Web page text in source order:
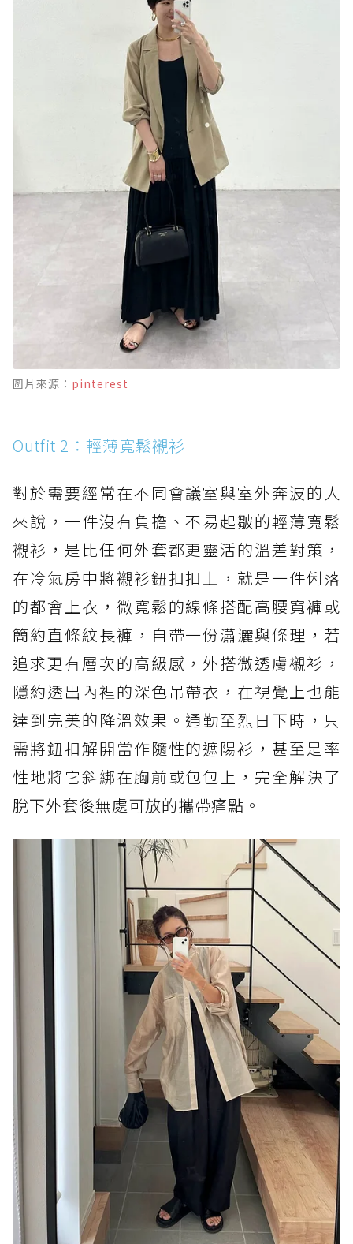
圖片來源： pinterest
Outfit 2：輕薄寬鬆襯衫
對於需要經常在不同會議室與室外奔波的人
來說，一件沒有負擔、不易起皺的輕薄寬鬆
襯衫，是比任何外套都更靈活的溫差對策，
在冷氣房中將襯衫鈕扣扣上，就是一件俐落
的都會上衣，微寬鬆的線條搭配高腰寬褲或
簡約直條紋長褲，自帶一份瀟灑與條理，若
追求更有層次的高級感，外搭微透膚襯衫，
隱約透出內裡的深色吊帶衣，在視覺上也能
達到完美的降溫效果。通勤至烈日下時，只
需將鈕扣解開當作隨性的遮陽衫，甚至是率
性地將它斜綁在胸前或包包上，完全解決了
脫下外套後無處可放的攜帶痛點。